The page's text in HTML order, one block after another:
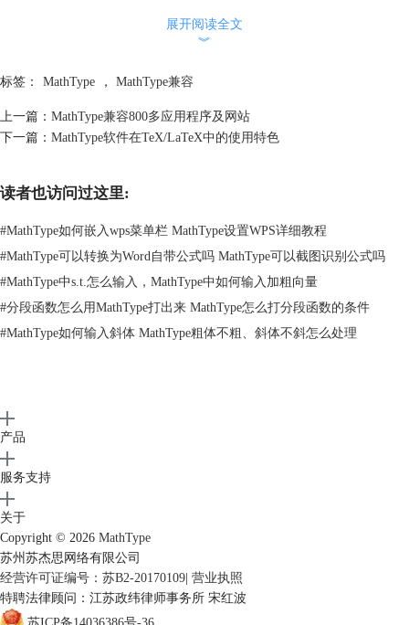
盲人和其他一些不方便的人在屏幕阅读器上将网页上的公式以语音形式朗
两种编辑模式：MathType允许像其他公式编辑器一样编辑内联公式，或
多个缩放级别：在一个正常缩放级别的Word文档中编辑内联公式的时候
很难识别小的下标、上标和重音符号。例如，文档在正常缩放级别工作，
6.在Word里使用键盘输入公式
捷键，这样您只需敲击一下键盘就可以插入一个新的公式或者编辑现有的
公式。
当你当你输入完成后，按下Alt+\（转换Tex）来将它转换成MathType中的
公式。随后，如果你想编辑公式的Tex代码，只需要再次按下Alt+\。这个
转换Tex代码的命令允许您在Tex和MathType之间切换来检视公式。
编号。
公式编号格式：通过选择罗马还是阿拉伯数字、大小写字母、任一类型的
附件和分隔符，您可以自定义更改公式编号的格式，应用于章节、片断或
公式编号。
8.在文档中查看所有公式和公式编号
拓展Word的浏览特色：您可以用MathType的公式浏览器去查看文档中所
有的公式或者检查所有公式编号和参数的连续性。命令按钮可以让您在文
档中向前或向后一次移动一个公式或数字。
9.导出文档中所有公式到TeX/LaTeX、MathML、EPS、GIF文件
导出公式：自动将文档中的公式导出为以下格式的图片文件：EPS、
展开阅读全文
︾
标签： MathType ， MathType兼容
上一篇： MathType兼容800多应用程序及网站
下一篇： MathType软件在TeX/LaTeX中的使用特色
读者也访问过这里:
#MathType如何嵌入wps菜单栏 MathType设置WPS详细教程
#MathType可以转换为Word自带公式吗 MathType可以截图识别公式吗
#MathType中s.t.怎么输入，MathType中如何输入加粗向量
#分段函数怎么用MathType打出来 MathType怎么打分段函数的条件
#MathType如何输入斜体 MathType粗体不粗、斜体不斜怎么处理
产品
服务支持
关于
Copyright © 2026 MathType
苏州苏杰思网络有限公司
经营许可证编号：苏B2-20170109 营业执照
特聘法律顾问：江苏政纬律师事务所 宋红波